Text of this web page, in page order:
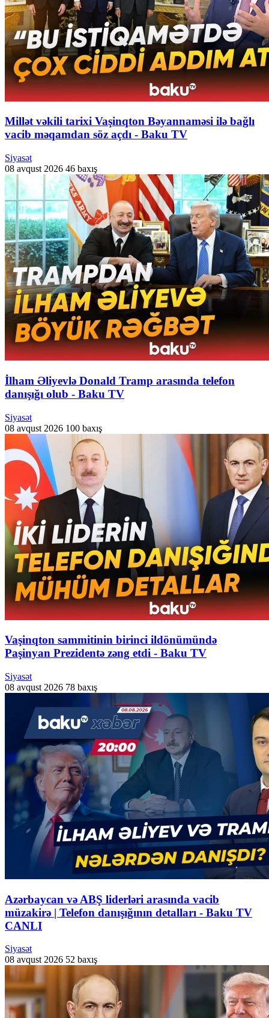
Millət vəkili tarixi Vaşinqton Bəyannaməsi ilə bağlı
vacib məqamdan söz açdı - Baku TV
Siyasət
08 avqust 2026 46 baxış
İlham Əliyevlə Donald Tramp arasında telefon
danışığı olub - Baku TV
Siyasət
08 avqust 2026 100 baxış
Vaşinqton sammitinin birinci ildönümündə
Paşinyan Prezidentə zəng etdi - Baku TV
Siyasət
08 avqust 2026 78 baxış
Azərbaycan və ABŞ liderləri arasında vacib
müzakirə | Telefon danışığının detalları - Baku TV
CANLI
Siyasət
08 avqust 2026 52 baxış